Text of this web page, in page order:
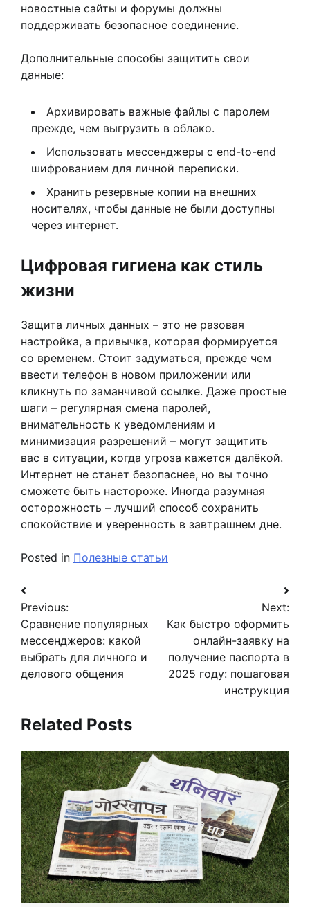
новостные сайты и форумы должны
поддерживать безопасное соединение.
Дополнительные способы защитить свои
данные:
Архивировать важные файлы с паролем
прежде, чем выгрузить в облако.
Использовать мессенджеры с end-to-end
шифрованием для личной переписки.
Хранить резервные копии на внешних
носителях, чтобы данные не были доступны
через интернет.
Цифровая гигиена как стиль
жизни
Защита личных данных – это не разовая
настройка, а привычка, которая формируется
со временем. Стоит задуматься, прежде чем
ввести телефон в новом приложении или
кликнуть по заманчивой ссылке. Даже простые
шаги – регулярная смена паролей,
внимательность к уведомлениям и
минимизация разрешений – могут защитить
вас в ситуации, когда угроза кажется далёкой.
Интернет не станет безопаснее, но вы точно
сможете быть настороже. Иногда разумная
осторожность – лучший способ сохранить
спокойствие и уверенность в завтрашнем дне.
Posted in Полезные статьи
Навигация
по
записям
Previous:
Сравнение популярных
мессенджеров: какой
выбрать для личного и
делового общения
Next:
Как быстро оформить
онлайн-заявку на
получение паспорта в
2025 году: пошаговая
инструкция
Related Posts